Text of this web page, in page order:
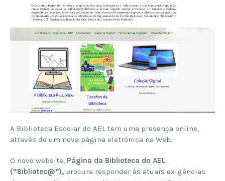
A Biblioteca Escolar do AEL tem uma presença online,
através de um nova página eletrónica na Web.
O novo website, Página da Biblioteca do AEL
(“Bibliotec@”), procura responder às atuais exigências